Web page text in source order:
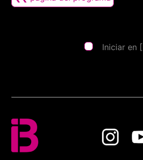
Iniciar en [